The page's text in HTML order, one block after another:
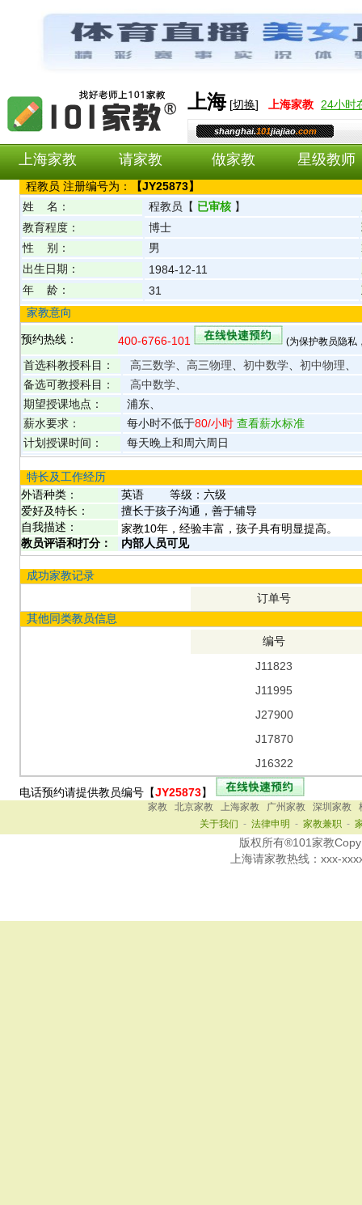
上海[切换] 上海家教 24小时
shanghai.101jiajiao.com
上海家教 请家教 做家教 星级教师
程教员 注册编号为： 【JY25873】
姓 名：
程教员 【 已审核 】
教育程度：
博士
性 别：
男
出生日期：
1984-12-11
年 龄：
31
家教意向
预约热线： 400-6766-101 (为保护教员隐私
首选科教授科目： 高三数学 高三物理 初中数学 初中物理
备选可教授科目：
高中数学
期望授课地点：
浦东、
薪水要求：
每小时不低于80/小时 查看薪水标准
计划授课时间：
每天晚上和周六周日
特长及工作经历
外语种类：
英语 等级： 六级
爱好及特长：
擅长于孩子沟通，善于辅导
自我描述：
家教10年，经验丰富，孩子具有明显提高。
教员评语和打分：
内部人员可见
成功家教记录
订单号
其他同类教员信息
编号
J11823
J11995
J27900
J17870
J16322
电话预约请提供教员编号【JY25873】
家教 北京家教 上海家教 广州家教 深圳家教
关于我们 - 法律申明 - 家教兼职 -
版权所有®101家教
上海请家教热线： xxx-